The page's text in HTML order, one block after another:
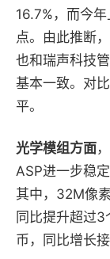
16.7%，而今
点。由此推断
也和瑞声科技
基本一致。对
平。
光学模组方面
ASP进一步稳
其中，32M像
同比提升超过3
币，同比增长接